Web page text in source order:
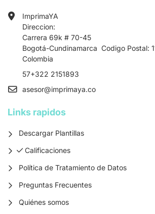
ImprimaYA
Direccion:
Carrera 69k # 70-45
Bogotá-Cundinamarca Codigo Postal:
Colombia
57+322 2151893
asesor@imprimaya.co
Links rapidos
Descargar Plantillas
Calificaciones
Calificaciones
Política de Tratamiento de Datos
Preguntas Frecuentes
Quiénes somos